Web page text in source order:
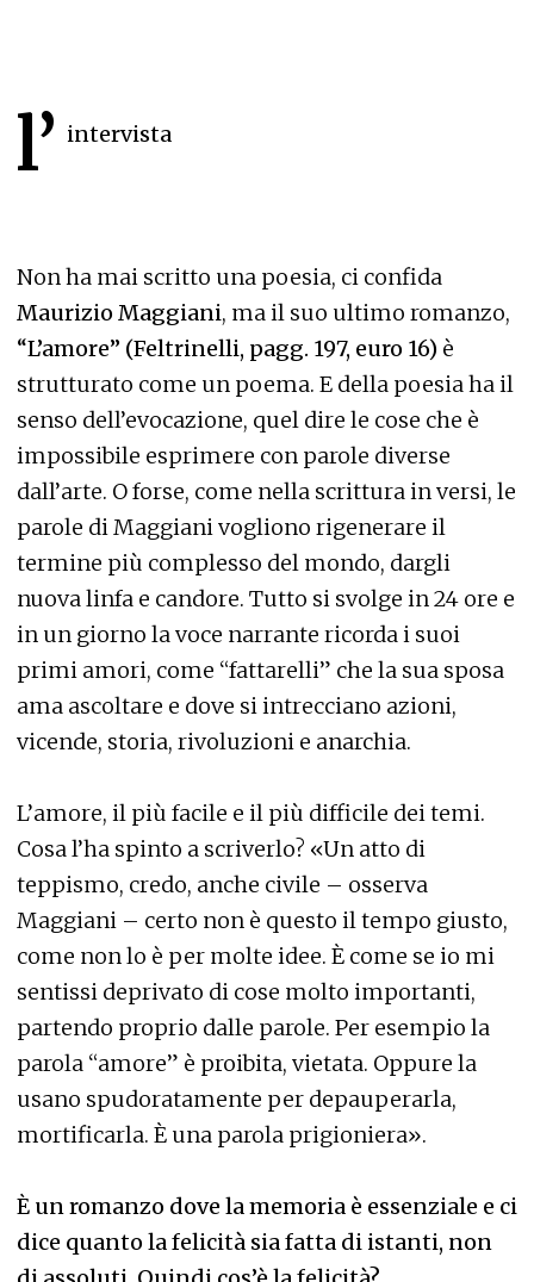
l’ intervista
Non ha mai scritto una poesia, ci confida
Maurizio Maggiani, ma il suo ultimo romanzo,
“L’amore” (Feltrinelli, pagg. 197, euro 16) è
strutturato come un poema. E della poesia ha il
senso dell’evocazione, quel dire le cose che è
impossibile esprimere con parole diverse
dall’arte. O forse, come nella scrittura in versi, le
parole di Maggiani vogliono rigenerare il
termine più complesso del mondo, dargli
nuova linfa e candore. Tutto si svolge in 24 ore e
in un giorno la voce narrante ricorda i suoi
primi amori, come “fattarelli” che la sua sposa
ama ascoltare e dove si intrecciano azioni,
vicende, storia, rivoluzioni e anarchia.
L’amore, il più facile e il più difficile dei temi.
Cosa l’ha spinto a scriverlo? «Un atto di
teppismo, credo, anche civile – osserva
Maggiani – certo non è questo il tempo giusto,
come non lo è per molte idee. È come se io mi
sentissi deprivato di cose molto importanti,
partendo proprio dalle parole. Per esempio la
parola “amore” è proibita, vietata. Oppure la
usano spudoratamente per depauperarla,
mortificarla. È una parola prigioniera».
È un romanzo dove la memoria è essenziale e ci
dice quanto la felicità sia fatta di istanti, non